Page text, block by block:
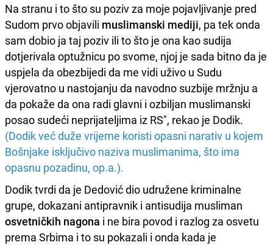
Na stranu i to što su poziv za moje pojavljivanje pred
Sudom prvo objavili muslimanski mediji, pa tek onda
sam dobio ja taj poziv ili to što je ona kao sudija
dotjerivala optužnicu po svome, njoj je sada bitno da je
uspjela da obezbijedi da me vidi uživo u Sudu
vjerovatno u nastojanju da navodno suzbije mržnju a
da pokaže da ona radi glavni i ozbiljan muslimanski
posao sudeći neprijateljima iz RS", rekao je Dodik.
(Dodik već duže vrijeme koristi opasni narativ u kojem
Bošnjake isključivo naziva muslimanima, što ima
opasnu pozadinu, op.a.).
Dodik tvrdi da je Dedović dio udružene kriminalne
grupe, dokazani antipravnik i antisudija musliman
osvetničkih nagona i ne bira povod i razlog za osvetu
prema Srbima i to su pokazali i onda kada je